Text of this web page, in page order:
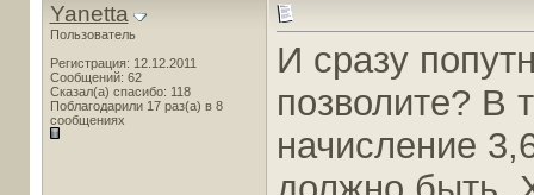
Yanetta
Пользователь
Регистрация: 12.12.2011
Сообщений: 62
Сказал(а) спасибо: 118
Поблагодарили 17 раз(а) в 8
сообщениях
И сразу
позволите? В
начисление